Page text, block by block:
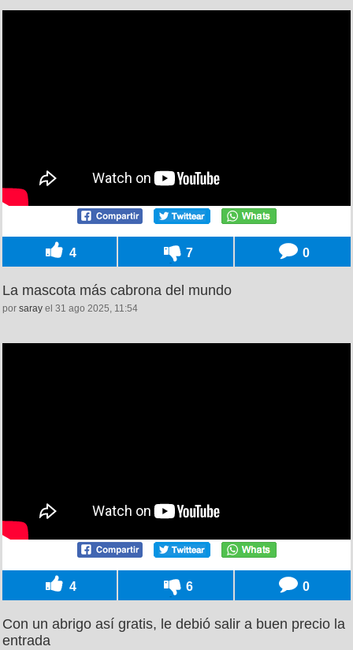
4 7 0
La mascota más cabrona del mundo
por saray el 31 ago 2025, 11:54
4 6 0
Con un abrigo así gratis, le debió salir a buen precio la
entrada